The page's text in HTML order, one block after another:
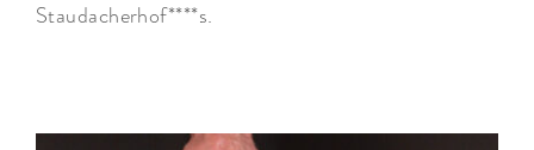
Staudacherhof****s.